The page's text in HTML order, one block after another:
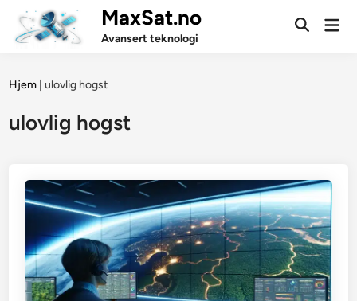
content
MaxSat.no
Avansert teknologi
Open
Hjem |ulovlig hogst
ulovlig hogst